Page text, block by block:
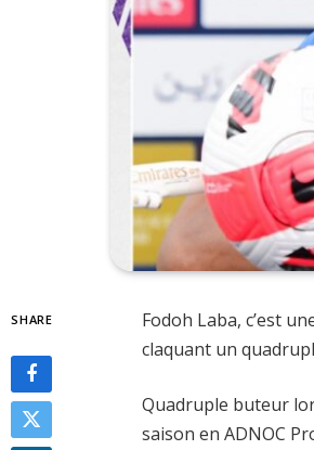
SHARE
Fodoh Laba, c’est
claquant un
Quadruple buteur
saison en ADNOC